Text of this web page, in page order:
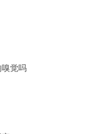
觉吗